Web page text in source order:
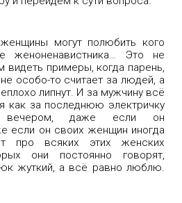
могут полюбить кого
женоненавистника… Это не
примеры, когда парень,
особо-то считает за людей, а
липнут. И за мужчину всё
как за последнюю электричку
даже если он
если он своих женщин иногда
про всяких этих женских
они постоянно говорят,
жуткий, а всё равно люблю.